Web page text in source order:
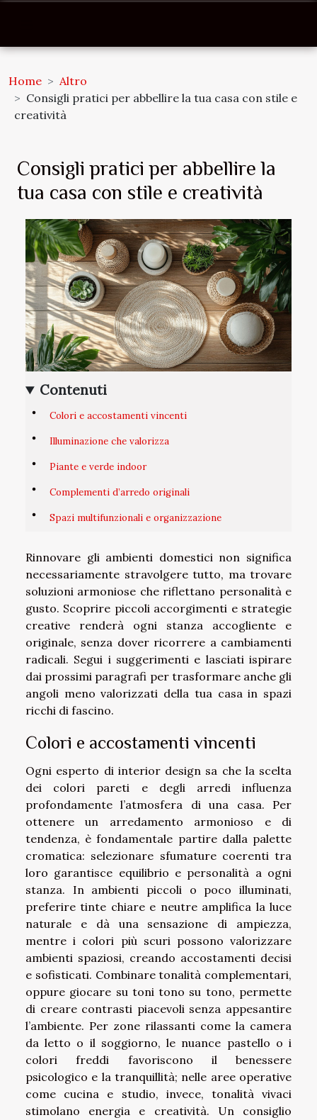
Home
Altro
Consigli pratici per abbellire la tua casa con stile e
creatività
Consigli pratici per abbellire la
tua casa con stile e creatività
Contenuti
Colori e accostamenti vincenti
Illuminazione che valorizza
Piante e verde indoor
Complementi d’arredo originali
Spazi multifunzionali e organizzazione
Rinnovare gli ambienti domestici non significa
necessariamente stravolgere tutto, ma trovare
soluzioni armoniose che riflettano personalità e
gusto. Scoprire piccoli accorgimenti e strategie
creative renderà ogni stanza accogliente e
originale, senza dover ricorrere a cambiamenti
radicali. Segui i suggerimenti e lasciati ispirare
dai prossimi paragrafi per trasformare anche gli
angoli meno valorizzati della tua casa in spazi
ricchi di fascino.
Colori e accostamenti vincenti
Ogni esperto di interior design sa che la scelta
dei colori pareti e degli arredi influenza
profondamente l’atmosfera di una casa. Per
ottenere un arredamento armonioso e di
tendenza, è fondamentale partire dalla palette
cromatica: selezionare sfumature coerenti tra
loro garantisce equilibrio e personalità a ogni
stanza. In ambienti piccoli o poco illuminati,
preferire tinte chiare e neutre amplifica la luce
naturale e dà una sensazione di ampiezza,
mentre i colori più scuri possono valorizzare
ambienti spaziosi, creando accostamenti decisi
e sofisticati. Combinare tonalità complementari,
oppure giocare su toni tono su tono, permette
di creare contrasti piacevoli senza appesantire
l’ambiente. Per zone rilassanti come la camera
da letto o il soggiorno, le nuance pastello o i
colori freddi favoriscono il benessere
psicologico e la tranquillità; nelle aree operative
come cucina e studio, invece, tonalità vivaci
stimolano energia e creatività. Un consiglio